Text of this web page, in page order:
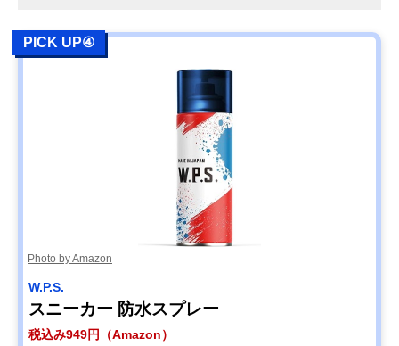
PICK UP④
Photo by Amazon
W.P.S.
スニーカー 防水スプレー
税込み949円（Amazon）